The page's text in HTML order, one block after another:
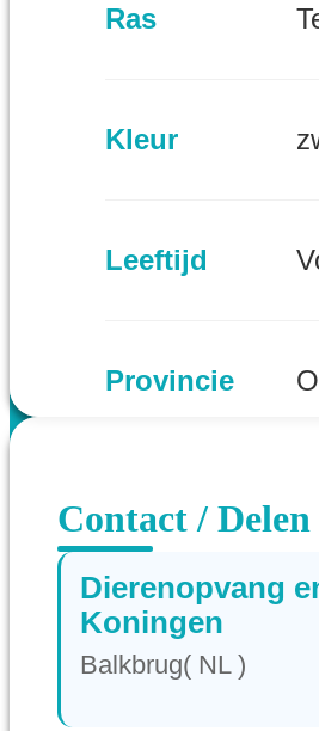
Ras
Kleur
Leeftijd
Provincie
Contact / Delen
Dierenopvang
Koningen
Balkbrug( NL )